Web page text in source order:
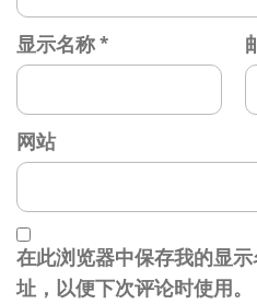
显示名称*
网站
在此浏览器中保存我的显
址，以便下次评论时使用。